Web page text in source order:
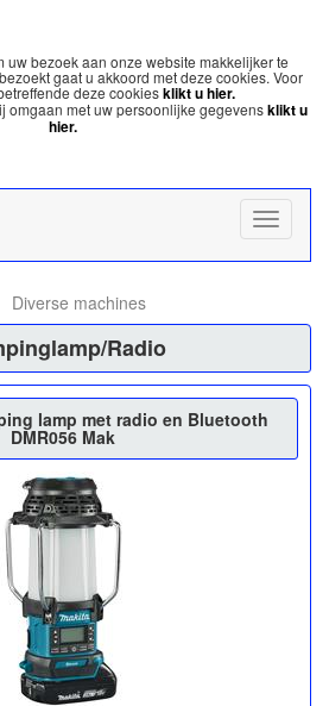
uw bezoek aan onze website makkelijker te
gaat u akkoord met deze cookies. Voor
deze cookiesklikt u hier.
omgaan met uw persoonlijke gegevensklikt u
hier.
Diverse machines
Radio
lamp met radio en Bluetooth
DMR056 Mak